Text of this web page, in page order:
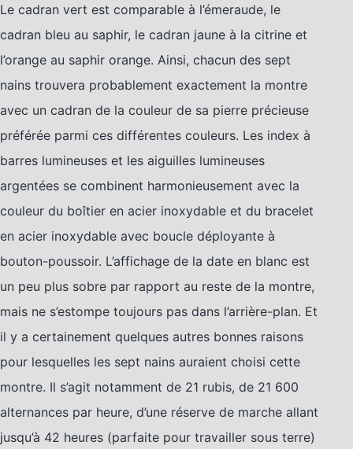
Le cadran vert est comparable à l’émeraude, le
cadran bleu au saphir, le cadran jaune à la citrine et
l’orange au saphir orange. Ainsi, chacun des sept
nains trouvera probablement exactement la montre
avec un cadran de la couleur de sa pierre précieuse
préférée parmi ces différentes couleurs. Les index à
barres lumineuses et les aiguilles lumineuses
argentées se combinent harmonieusement avec la
couleur du boîtier en acier inoxydable et du bracelet
en acier inoxydable avec boucle déployante à
bouton-poussoir. L’affichage de la date en blanc est
un peu plus sobre par rapport au reste de la montre,
mais ne s’estompe toujours pas dans l’arrière-plan. Et
il y a certainement quelques autres bonnes raisons
pour lesquelles les sept nains auraient choisi cette
montre. Il s’agit notamment de 21 rubis, de 21 600
alternances par heure, d’une réserve de marche allant
jusqu’à 42 heures (parfaite pour travailler sous terre)